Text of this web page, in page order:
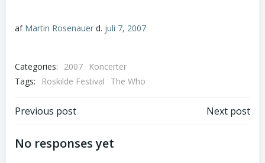
af Martin Rosenauer d. juli 7, 2007
Categories: 2007
Koncerter
Tags:
Roskilde Festival The Who
Post
navigation
Previous post Next post
No responses yet